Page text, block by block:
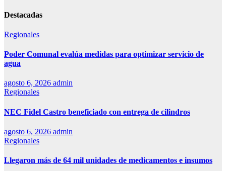
Destacadas
Regionales
Poder Comunal evalúa medidas para optimizar servicio de
agua
agosto 6, 2026 admin
Regionales
NEC Fidel Castro beneficiado con entrega de cilindros
agosto 6, 2026 admin
Regionales
Llegaron más de 64 mil unidades de medicamentos e insumos